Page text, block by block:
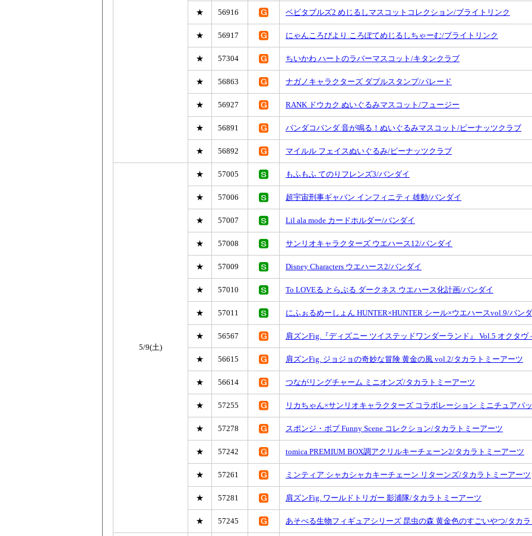
★ 56916 ベビタブルズ2 めじるしマスコットコレクション/ブライトリンク
★ 56917 にゃんころびより ころぽてめじるしちゃーむ/ブライトリンク
★ 57304 ちいかわ ハートのラバーマスコット/キタンクラブ
★ 56863 ナガノキャラクターズ ダブルスタンプ/パレード
★ 56927 RANK ドウカク ぬいぐるみマスコット/フュージー
★ 56891 パンダコパンダ 音が鳴る！ぬいぐるみマスコット/ピーナッツクラブ
★ 56892 マイルル フェイスぬいぐるみ/ピーナッツクラブ
5/9(土)
★ 57005 もふもふ てのりフレンズ3/バンダイ
★ 57006 超宇宙刑事ギャバン インフィニティ 雄動/バンダイ
★ 57007 Lil ala mode カードホルダー/バンダイ
★ 57008 サンリオキャラクターズ ウエハース12/バンダイ
★ 57009 Disney Characters ウエハース2/バンダイ
★ 57010 To LOVEる とらぶる ダークネス ウエハース化計画/バンダイ
★ 57011 にふぉるめーしょん HUNTER×HUNTER シール×ウエハースvol.9/バン
★ 56567 肩ズンFig.『ディズニー ツイステッドワンダーランド』 Vol.5 オクタ
★ 56615 肩ズンFig. ジョジョの奇妙な冒険 黄金の風 vol.2/タカラトミーアーツ
★ 56614 つながリングチャーム ミニオンズ/タカラトミーアーツ
★ 57255 リカちゃん×サンリオキャラクターズ コラボレーション ミニチュアパ
★ 57278 スポンジ・ボブ Funny Scene コレクション/タカラトミーアーツ
★ 57242 tomica PREMIUM BOX調アクリルキーチェーン2/タカラトミーアーツ
★ 57261 ミンティア シャカシャカキーチェーン リターンズ/タカラトミーアーツ
★ 57281 肩ズンFig. ワールドトリガー 影浦隊/タカラトミーアーツ
★ 57245 あそべる生物フィギュアシリーズ 昆虫の森 黄金色のすごいやつ/タカ